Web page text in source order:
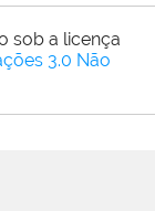
sob a licença
3.0 Não